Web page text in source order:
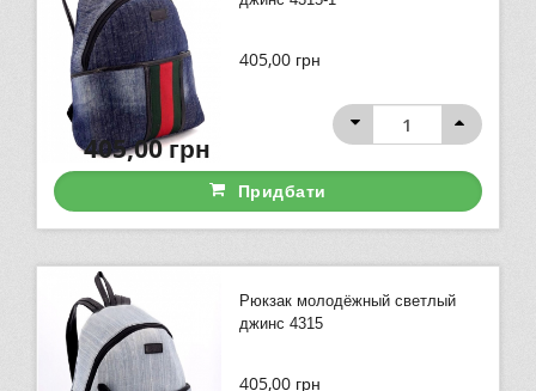
405,00 грн
405,00грн
Придбати
Рюкзак молодёжный светлый
джинс 4315
405,00 грн